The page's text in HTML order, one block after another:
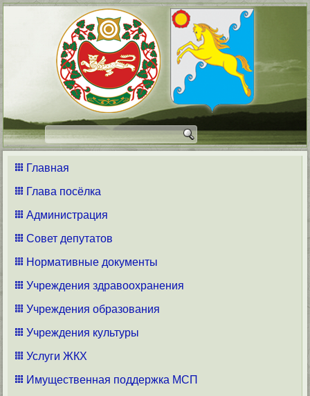
Главная
Глава посёлка
Администрация
Совет депутатов
Нормативные документы
Учреждения здравоохранения
Учреждения образования
Учреждения культуры
Услуги ЖКХ
Имущественная поддержка МСП